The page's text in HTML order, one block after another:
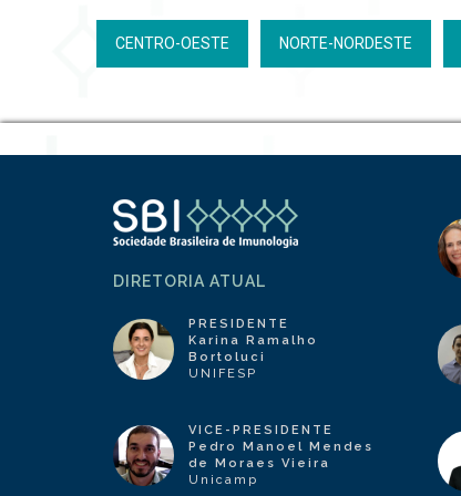
CENTRO-OESTE NORTE-NORDESTE
DIRETORIA ATUAL
PRESIDENTE
Karina Ramalho
Bortoluci
UNIFESP
VICE-PRESIDENTE
Pedro Manoel Mendes
de Moraes Vieira
Unicamp